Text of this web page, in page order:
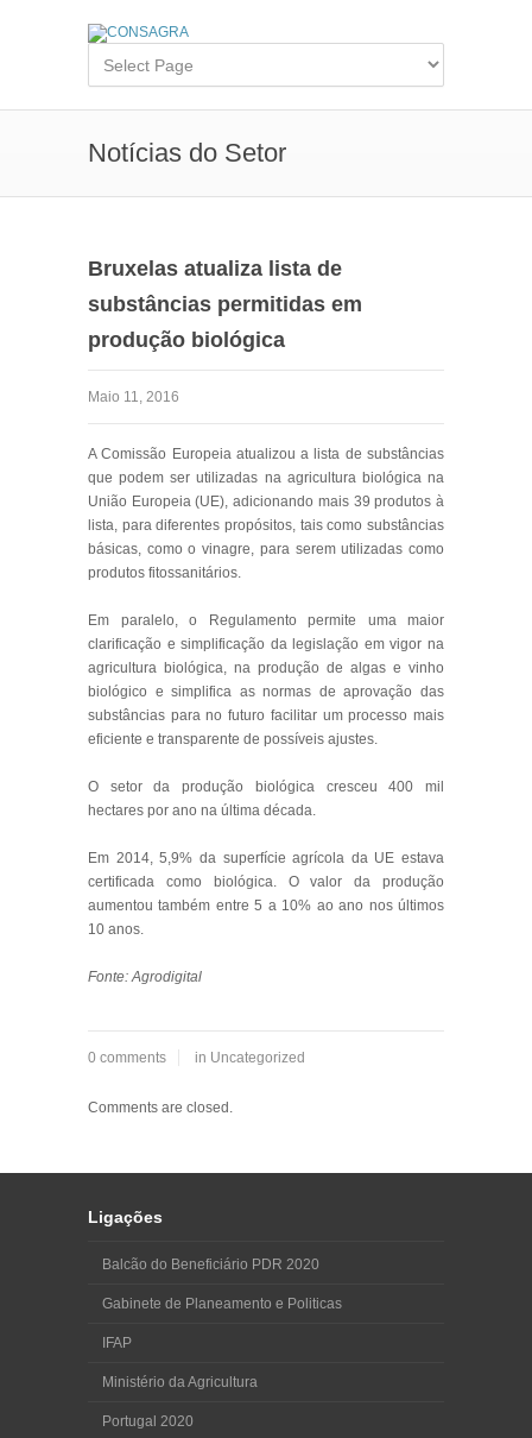
Notícias do Setor
Bruxelas atualiza lista de
substâncias permitidas em
produção biológica
Maio 11, 2016
A Comissão Europeia atualizou a lista de substâncias
que podem ser utilizadas na agricultura biológica na
União Europeia (UE), adicionando mais 39 produtos à
lista, para diferentes propósitos, tais como substâncias
básicas, como o vinagre, para serem utilizadas como
produtos fitossanitários.
Em paralelo, o Regulamento permite uma maior
clarificação e simplificação da legislação em vigor na
agricultura biológica, na produção de algas e vinho
biológico e simplifica as normas de aprovação das
substâncias para no futuro facilitar um processo mais
eficiente e transparente de possíveis ajustes.
O setor da produção biológica cresceu 400 mil
hectares por ano na última década.
Em 2014, 5,9% da superfície agrícola da UE estava
certificada como biológica. O valor da produção
aumentou também entre 5 a 10% ao ano nos últimos
10 anos.
Fonte: Agrodigital
0 comments in Uncategorized
Comments are closed.
Ligações
Balcão do Beneficiário PDR 2020
Gabinete de Planeamento e Politicas
IFAP
Ministério da Agricultura
Portugal 2020